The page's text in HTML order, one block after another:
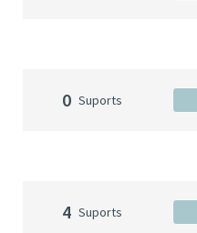
0 Suports
4 Suports